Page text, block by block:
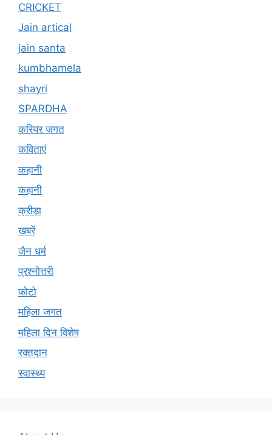
CRICKET
Jain artical
jain santa
kumbhamela
shayri
SPARDHA
करियर जगत
कविताएं
कहानी
कहानी
क्रीड़ा
खबरें
जैन धर्म
प्रश्नोत्तरी
फोटो
महिला जगत
महिला दिन विशेष
रक्तदान
स्वास्थ्य